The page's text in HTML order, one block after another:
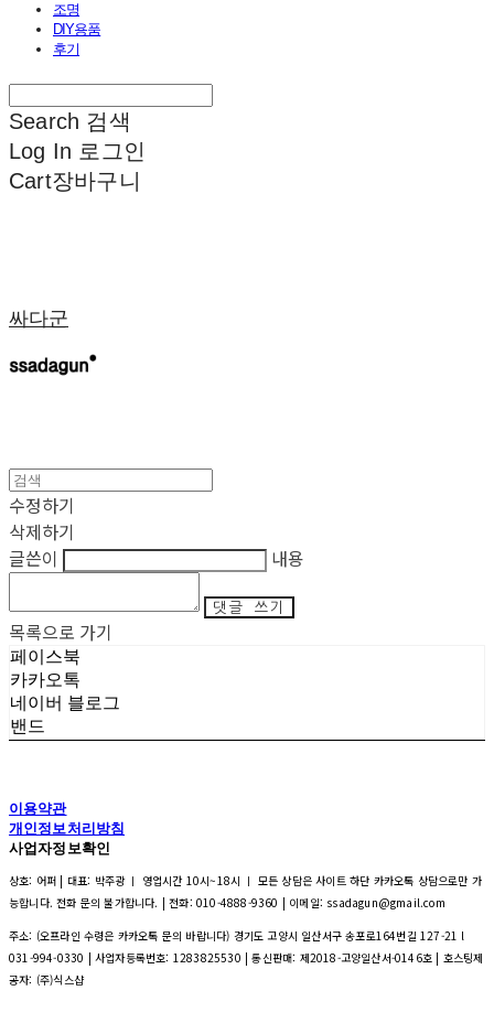
조명
DIY용품
후기
Search 검색
Log In 로그인
Cart장바구니
싸다군
수정하기
삭제하기
글쓴이
내용
댓글 쓰기
목록으로 가기
페이스북
카카오톡
네이버 블로그
밴드
이용약관
개인정보처리방침
사업자정보확인
상호: 어퍼 | 대표: 박주광 ㅣ 영업시간 10시~18시 ㅣ 모든 상담은 사이트 하단 카카오톡 상담으로만 가
능합니다. 전화 문의 불가합니다. | 전화: 010-4888-9360 | 이메일: ssadagun@gmail.com
주소: (오프라인 수령은 카카오톡 문의 바랍니다) 경기도 고양시 일산서구 송포로164번길 127-21 l
031-994-0330 | 사업자등록번호: 1283825530 | 통신판매: 제2018-고양일산서-0146호 | 호스팅제
공자: (주)식스샵